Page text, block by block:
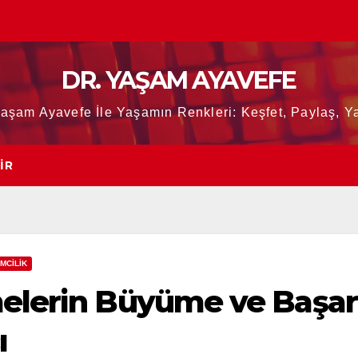
DR. YAŞAM AYAVEFE
Ayavefe İle Yaşamın Renkleri: Keşfet, Paylaş,
Büyüme ve